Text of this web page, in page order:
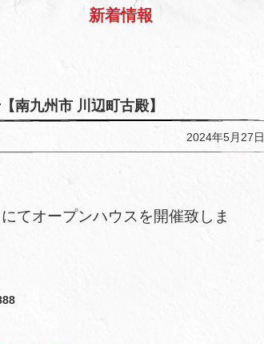
新着情報
南九州市 川辺町古殿】
2024年5月27日
にてオープンハウスを開催致しま